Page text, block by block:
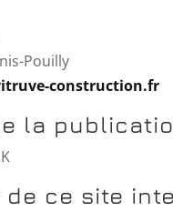
Pouilly
construction.fr
la
de ce site